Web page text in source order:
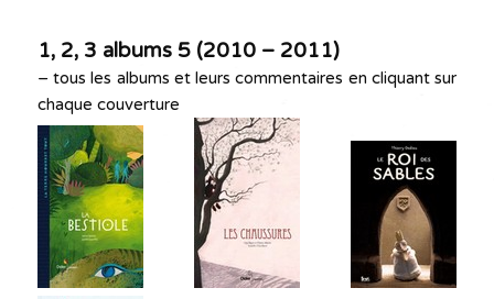
1, 2, 3 albums 5 (2010 – 2011)
– tous les albums et leurs commentaires en cliquant sur
chaque couverture